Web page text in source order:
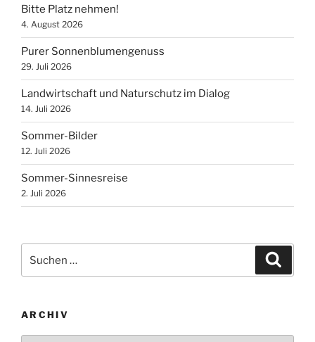
Bitte Platz nehmen!
4. August 2026
Purer Sonnenblumengenuss
29. Juli 2026
Landwirtschaft und Naturschutz im Dialog
14. Juli 2026
Sommer-Bilder
12. Juli 2026
Sommer-Sinnesreise
2. Juli 2026
nach:
ARCHIV